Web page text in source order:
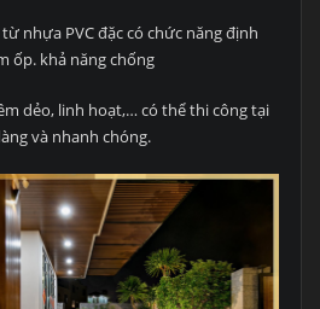
nhựa PVC đặc có chức năng định
ốp. khả năng chống
dẻo, linh hoạt,… có thể thi công tại
và nhanh chóng.